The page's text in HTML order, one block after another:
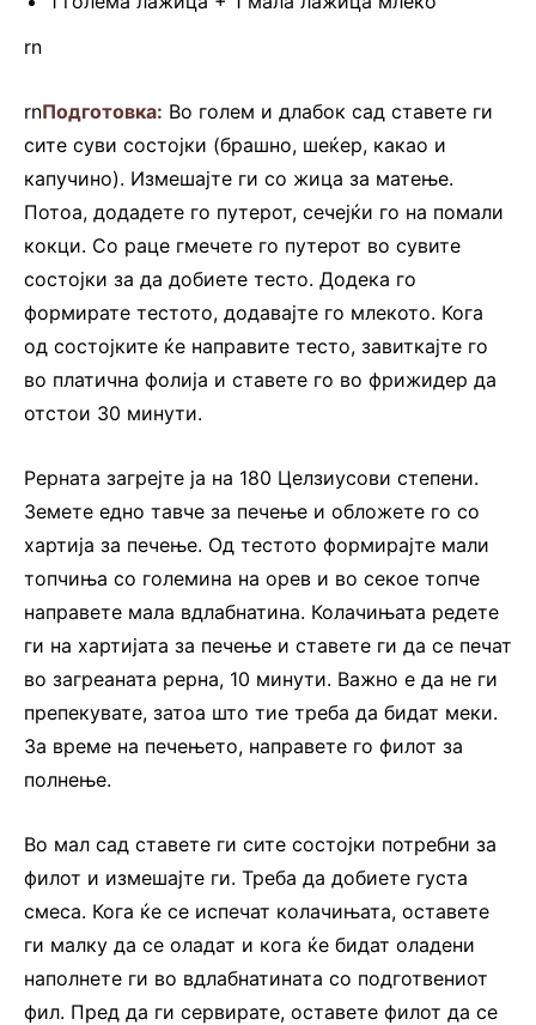
rn
rnПодготовка: Во голем и длабок сад ставете ги
сите суви состојки (брашно, шеќер, какао и
капучино). Измешајте ги со жица за матење.
Потоа, додадете го путерот, сечејќи го на помали
кокци. Со раце гмечете го путерот во сувите
состојки за да добиете тесто. Додека го
формирате тестото, додавајте го млекото. Кога
од состојките ќе направите тесто, завиткајте го
во платична фолија и ставете го во фрижидер да
отстои 30 минути.
Рерната загрејте ја на 180 Целзиусови степени.
Земете едно тавче за печење и обложете го со
хартија за печење. Од тестото формирајте мали
топчиња со големина на орев и во секое топче
направете мала вдлабнатина. Колачињата редете
ги на хартијата за печење и ставете ги да се печат
во загреаната рерна, 10 минути. Важно е да не ги
препекувате, затоа што тие треба да бидат меки.
За време на печењето, направете го филот за
полнење.
Во мал сад ставете ги сите состојки потребни за
филот и измешајте ги. Треба да добиете густа
смеса. Кога ќе се испечат колачињата, оставете
ги малку да се оладат и кога ќе бидат оладени
наполнете ги во вдлабнатината со подготвениот
фил. Пред да ги сервирате, оставете филот да се